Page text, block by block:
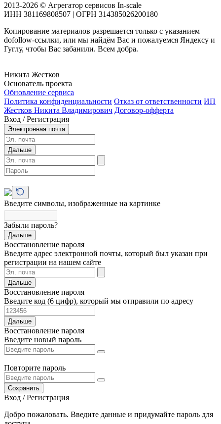
2013-2026 © Агрегатор сервисов In-scale
ИНН 381169808507 | ОГРН 314385026200180
Копирование материалов разрешается только с указанием
dofollow-ссылки, или мы найдём Вас и пожалуемся Яндексу и
Гуглу, чтобы Вас забанили. Всем добра.
Никита Жестков
Основатель проекта
Обновление сервиса
Политика конфиденциальности Отказ от ответственности ИП
Жестков Никита Владимирович Договор-офферта
Вход / Регистрация
Электронная почта
Дальше
Введите символы, изображенные на картинке
Забыли пароль?
Дальше
Восстановление пароля
Введите адрес электронной почты, который был указан при
регистрации на нашем сайте
Дальше
Восстановление пароля
Введите код (6 цифр), который мы отправили по адресу
Дальше
Восстановление пароля
Введите новый пароль
Повторите пароль
Сохранить
Вход / Регистрация
Добро пожаловать. Введите данные и придумайте пароль для